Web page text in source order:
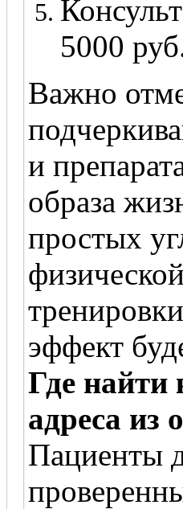
5000
Важно
и
образа
простых
эффект
Где найти
адреса из
Пациенты